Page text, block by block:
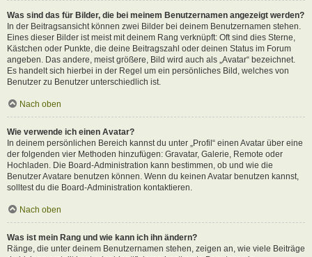
Was sind das für Bilder, die bei meinem Benutzernamen angezeigt werden?
In der Beitragsansicht können zwei Bilder bei deinem Benutzernamen stehen.
Eines dieser Bilder ist meist mit deinem Rang verknüpft: Oft sind dies Sterne,
Kästchen oder Punkte, die deine Beitragszahl oder deinen Status im Forum
angeben. Das andere, meist größere, Bild wird auch als „Avatar“ bezeichnet.
Es handelt sich hierbei in der Regel um ein persönliches Bild, welches von
Benutzer zu Benutzer unterschiedlich ist.
Nach oben
Wie verwende ich einen Avatar?
In deinem persönlichen Bereich kannst du unter „Profil“ einen Avatar über eine
der folgenden vier Methoden hinzufügen: Gravatar, Galerie, Remote oder
Hochladen. Die Board-Administration kann bestimmen, ob und wie die
Benutzer Avatare benutzen können. Wenn du keinen Avatar benutzen kannst,
solltest du die Board-Administration kontaktieren.
Nach oben
Was ist mein Rang und wie kann ich ihn ändern?
Ränge, die unter deinem Benutzernamen stehen, zeigen an, wie viele Beiträge